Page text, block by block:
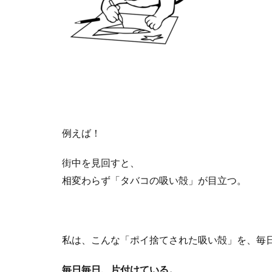
例えば！
街中を見回すと、
相変わらず「タバコの吸い殻」が目立つ。
私は、こんな「ポイ捨てされた吸い殻」を、毎
毎日毎日、片付けている。